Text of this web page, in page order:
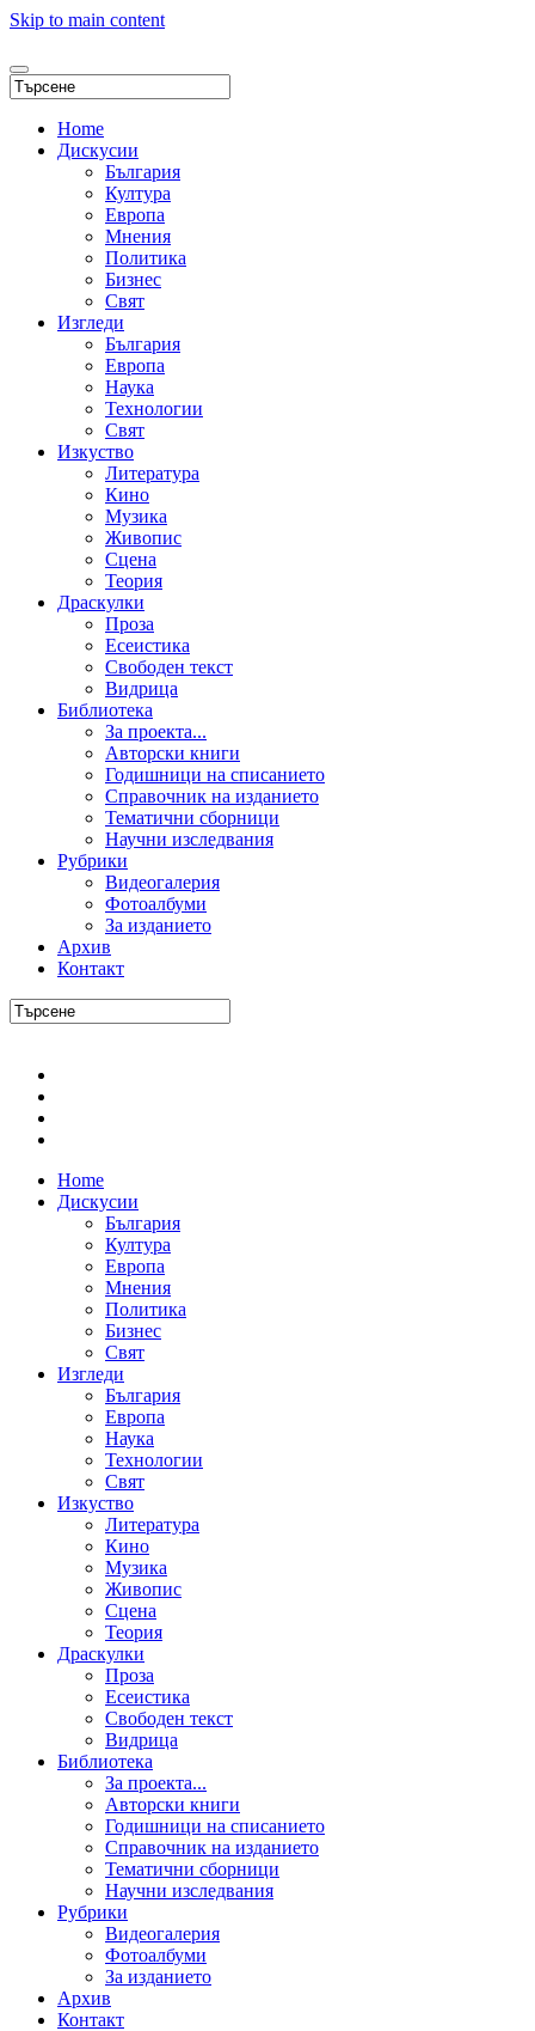
Skip to main content
Home
Дискусии
България
Култура
Европа
Мнения
Политика
Бизнес
Свят
Изгледи
България
Европа
Наука
Технологии
Свят
Изкуство
Литература
Кино
Музика
Живопис
Сцена
Теория
Драскулки
Проза
Есеистика
Свободен текст
Видрица
Библиотека
За проекта...
Авторски книги
Годишници на списанието
Справочник на изданието
Тематични сборници
Научни изследвания
Рубрики
Видеогалерия
Фотоалбуми
За изданието
Архив
Контакт
Home
Дискусии
България
Култура
Европа
Мнения
Политика
Бизнес
Свят
Изгледи
България
Европа
Наука
Технологии
Свят
Изкуство
Литература
Кино
Музика
Живопис
Сцена
Теория
Драскулки
Проза
Есеистика
Свободен текст
Видрица
Библиотека
За проекта...
Авторски книги
Годишници на списанието
Справочник на изданието
Тематични сборници
Научни изследвания
Рубрики
Видеогалерия
Фотоалбуми
За изданието
Архив
Контакт